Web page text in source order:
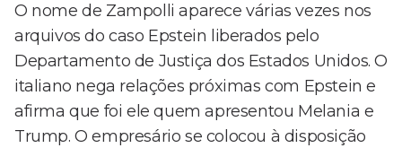
O nome de Zampolli aparece várias vezes nos
arquivos do caso Epstein liberados pelo
Departamento de Justiça dos Estados Unidos. O
italiano nega relações próximas com Epstein e
afirma que foi ele quem apresentou Melania e
Trump. O empresário se colocou à disposição